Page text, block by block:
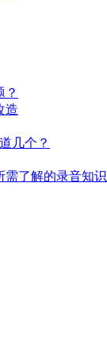
？
造
几个？
需了解的录音知识